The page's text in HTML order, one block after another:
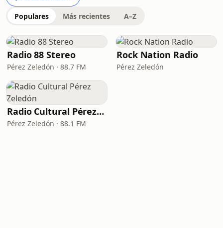
Populares Más recientes A–Z
Radio 88 Stereo
Pérez Zeledón · 88.7 FM
Rock Nation Radio
Pérez Zeledón
Radio Cultural Pérez Zeledón
Pérez Zeledón · 88.1 FM